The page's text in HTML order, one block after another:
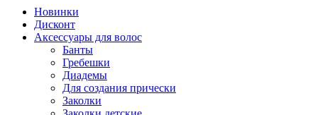
Новинки
Дисконт
Аксессуары для волос
Банты
Гребешки
Диадемы
Для создания прически
Заколки